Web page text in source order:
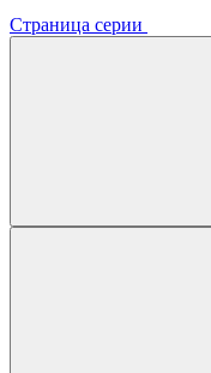
Страница серии